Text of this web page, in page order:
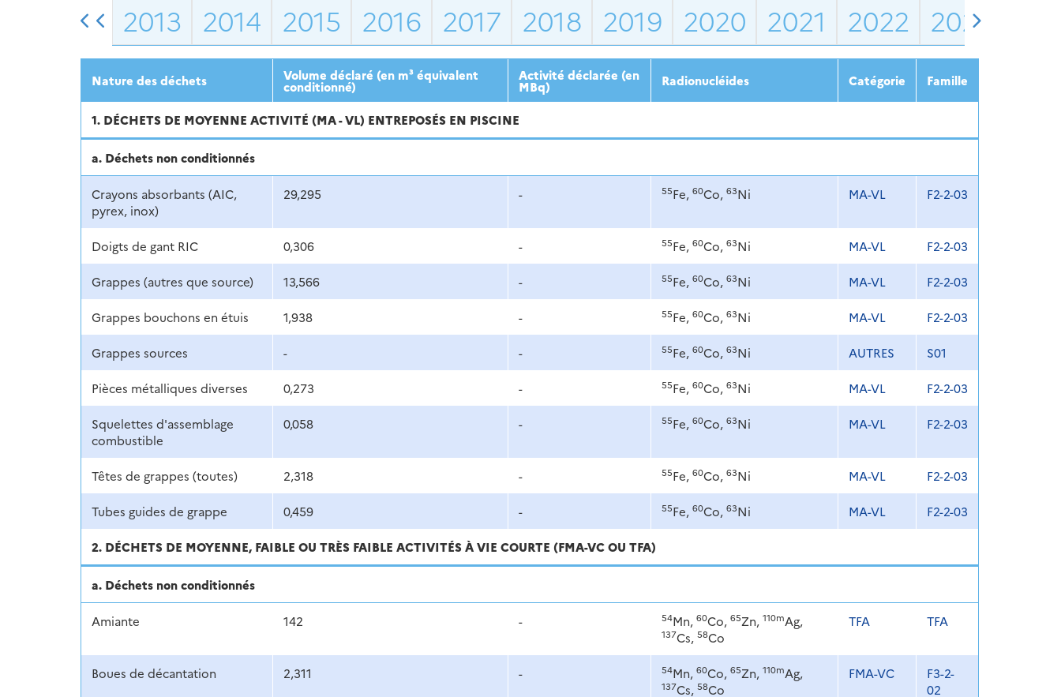
2013 2014 2015 2016 2017 2018 2019 2020 2021 2022 2023
Nature des déchets Volume déclaré (en m³ équivalent
conditionné)
Activité déclarée (en
MBq) Radionucléides Catégorie Famille
1. DÉCHETS DE MOYENNE ACTIVITÉ (MA - VL) ENTREPOSÉS EN PISCINE
a. Déchets non conditionnés
Crayons absorbants (AIC,
pyrex, inox)
29,295 - 55Fe, 60Co, 63Ni MA-VL F2-2-03
Doigts de gant RIC 0,306 - 55Fe, 60Co, 63Ni MA-VL F2-2-03
Grappes (autres que source) 13,566 - 55Fe, 60Co, 63Ni MA-VL F2-2-03
Grappes bouchons en étuis 1,938 - 55Fe, 60Co, 63Ni MA-VL F2-2-03
Grappes sources - - 55Fe, 60Co, 63Ni AUTRES S01
Pièces métalliques diverses 0,273 - 55Fe, 60Co, 63Ni MA-VL F2-2-03
Squelettes d'assemblage
combustible
0,058 - 55Fe, 60Co, 63Ni MA-VL F2-2-03
Têtes de grappes (toutes) 2,318 - 55Fe, 60Co, 63Ni MA-VL F2-2-03
Tubes guides de grappe 0,459 - 55Fe, 60Co, 63Ni MA-VL F2-2-03
2. DÉCHETS DE MOYENNE, FAIBLE OU TRÈS FAIBLE ACTIVITÉS À VIE COURTE (FMA-VC OU TFA)
a. Déchets non conditionnés
Amiante 142 - 54Mn, 60Co, 65Zn, 110mAg,
137Cs, 58Co
TFA TFA
Boues de décantation 2,311 - 54Mn, 60Co, 65Zn, 110mAg,
137Cs, 58Co
FMA-VC
F3-2-
02